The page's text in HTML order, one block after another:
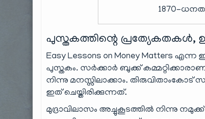
1870-
പുസ്തകത്തിന്റെ പ്രത്യേകതകൾ,
Easy Lessons on Money Matters
പുസ്തകം. സർക്കാർ ബുക്ക്
നിന്നു മനസ്സിലാക്കാം.
ഇത് ചെയ്തിരിക്കുന്നത്.
മുദ്രാവിലാസം അച്ചുകൂടത്തിൽ നിന്നു